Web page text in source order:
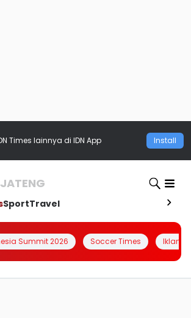
Times lainnya di IDN App Install
JATENG
SportTravel
Summit 2026 Soccer Times Iklanin